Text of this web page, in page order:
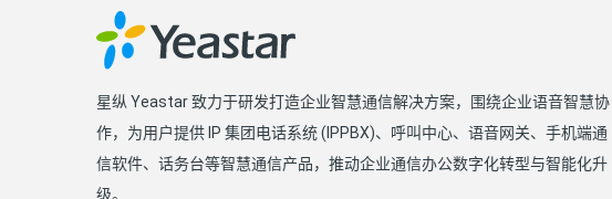
星纵 Yeastar 致力于研发打造企业智慧通信解决方案，围绕企业语音智慧协
作，为用户提供 IP 集团电话系统 (IPPBX)、呼叫中心、语音网关、手机端通
信软件、话务台等智慧通信产品，推动企业通信办公数字化转型与智能化升
级。